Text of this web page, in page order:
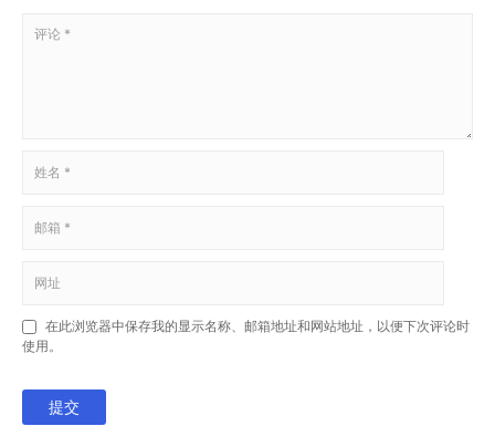
在此浏览器中保存我的显示名称、邮箱地址和网站地址，以便下次评论时
使用。
提交